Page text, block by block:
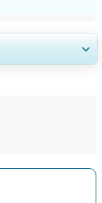
， 竞争基准分析，